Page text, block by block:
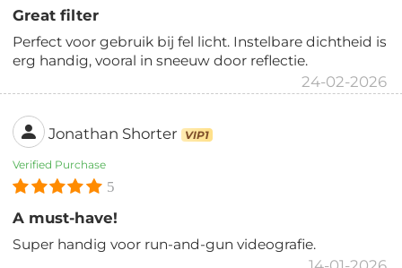
Great filter
Perfect voor gebruik bij fel licht. Instelbare dichtheid is
erg handig, vooral in sneeuw door reflectie.
24-02-2026
Jonathan Shorter VIP1
Verified Purchase
5
A must-have!
Super handig voor run-and-gun videografie.